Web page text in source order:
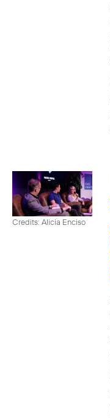
Credits: Alicia Enciso